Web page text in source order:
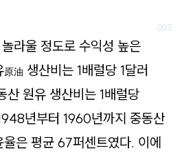
라울 정도로 수익성 높은
原油 생산비는 1배럴당 1달러
원유 생산비는 1배럴당
년부터 1960년까지 중동산
은 평균 67퍼센트였다. 이에